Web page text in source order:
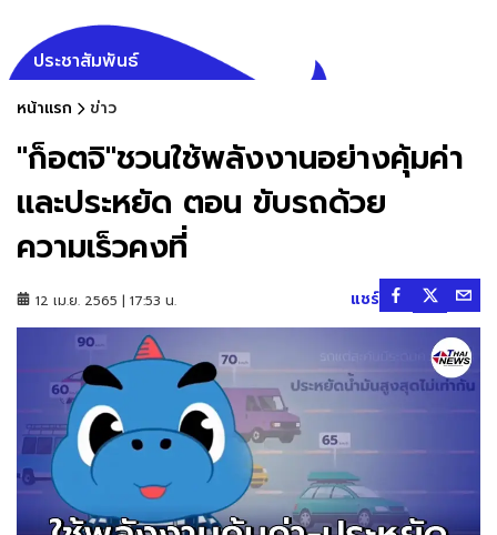
ประชาสัมพันธ์
หน้าแรก ข่าว
"ก็อตจิ"ชวนใช้พลังงานอย่างคุ้มค่า
เเละประหยัด ตอน ขับรถด้วย
ความเร็วคงที่
12 เม.ย. 2565 | 17:53 น. แชร์